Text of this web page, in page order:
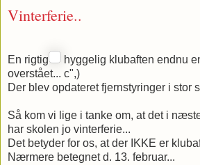
Vinterferie..
En rigtig
hyggelig klubaften endnu
overstået... c",)
Der blev opdateret fjernstyringer i stor
Så kom vi lige i tanke om, at det i
har skolen jo vinterferie...
Det betyder for os, at der IKKE er
Nærmere betegnet d. 13. februar...